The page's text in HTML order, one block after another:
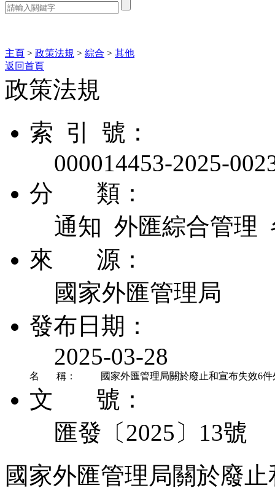
主頁 > 政策法規 > 綜合 > 其他
返回首頁
政策法規
索 引 號：
000014453-2025-
分 類：
通知 外匯綜合管理
來 源：
國家外匯管理局
發布日期：
2025-03-28
名 稱： 國家外匯管理局關於廢止和宣布失效6
文 號：
匯發〔2025〕13號
國家外匯管理局關於廢